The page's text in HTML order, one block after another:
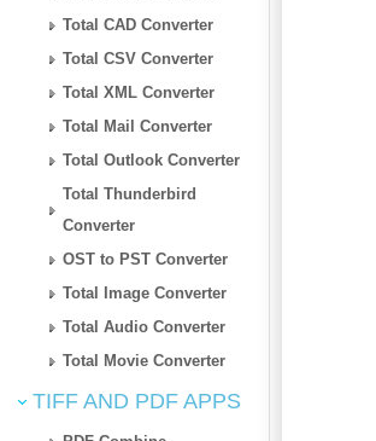
Total CAD Converter
Total CSV Converter
Total XML Converter
Total Mail Converter
Total Outlook Converter
Total Thunderbird
Converter
OST to PST Converter
Total Image Converter
Total Audio Converter
Total Movie Converter
TIFF AND PDF APPS